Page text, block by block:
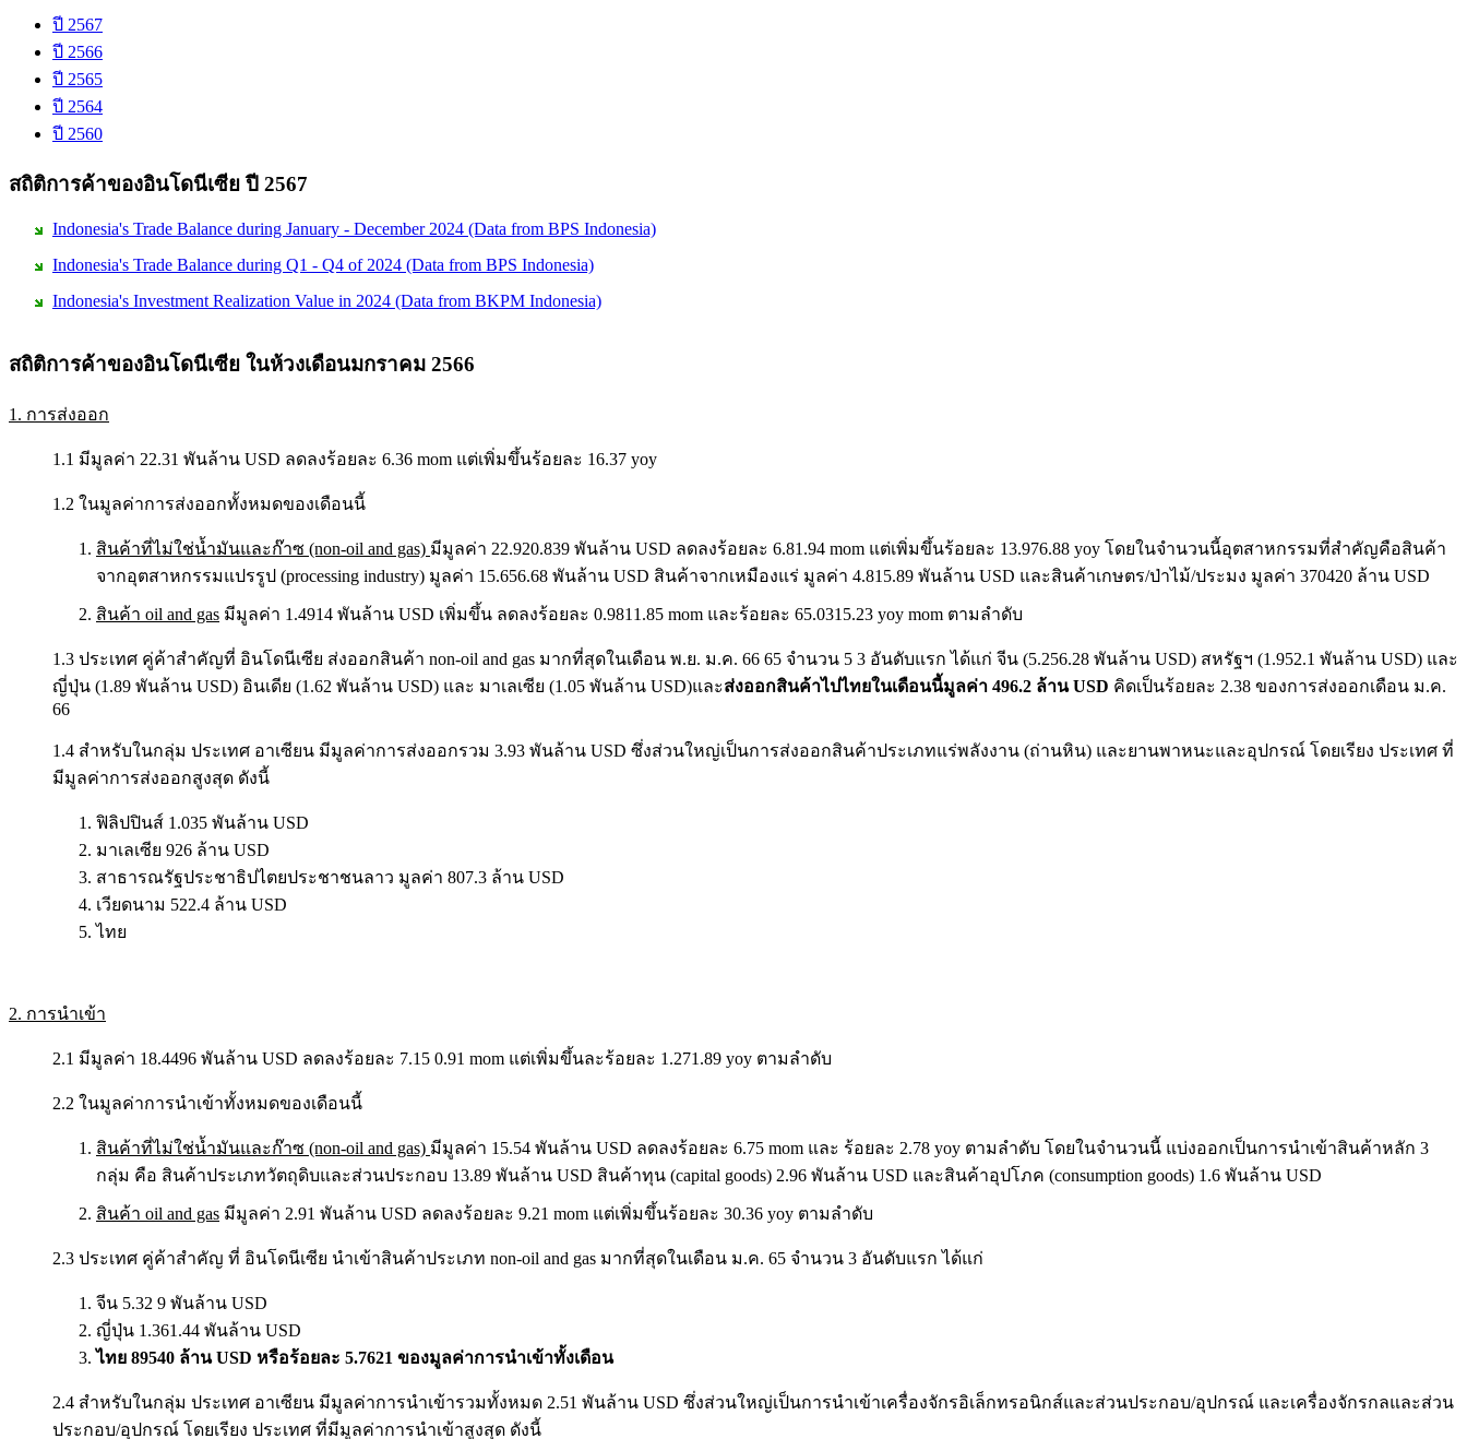
ปี 2567
ปี 2566
ปี 2565
ปี 2564
ปี 2560
สถิติการค้าของอินโดนีเซีย ปี 2567
Indonesia's Trade Balance during January - December 2024 (Data from BPS Indonesia)
Indonesia's Trade Balance during Q1 - Q4 of 2024 (Data from BPS Indonesia)
Indonesia's Investment Realization Value in 2024 (Data from BKPM Indonesia)
สถิติการค้าของอินโดนีเซีย ในห้วงเดือนมกราคม 2566
1. การส่งออก
1.1 มีมูลค่า 22.31 พันล้าน USD ลดลงร้อยละ 6.36 mom แต่เพิ่มขึ้นร้อยละ 16.37 yoy
1.2 ในมูลค่าการส่งออกทั้งหมดของเดือนนี้
สินค้าที่ไม่ใช่น้ำมันและก๊าซ (non-oil and gas) มีมูลค่า 22.920.839 พันล้าน USD ลดลงร้อยละ 6.81.94 mom แต่เพิ่มขึ้นร้อยละ 13.976.88 yoy โดยในจำนวนนี้อุตสาหกรรมที่สำคัญคือสินค้า
จากอุตสาหกรรมแปรรูป (processing industry) มูลค่า 15.656.68 พันล้าน USD สินค้าจากเหมืองแร่ มูลค่า 4.815.89 พันล้าน USD และสินค้าเกษตร/ป่าไม้/ประมง มูลค่า 370420 ล้าน USD
สินค้า oil and gas มีมูลค่า 1.4914 พันล้าน USD เพิ่มขึ้น ลดลงร้อยละ 0.9811.85 mom และร้อยละ 65.0315.23 yoy mom ตามลำดับ
1.3 ประเทศ คู่ค้าสำคัญที่ อินโดนีเซีย ส่งออกสินค้า non-oil and gas มากที่สุดในเดือน พ.ย. ม.ค. 66 65 จำนวน 5 3 อันดับแรก ได้แก่ จีน (5.256.28 พันล้าน USD) สหรัฐฯ (1.952.1 พันล้าน USD) และ
ญี่ปุ่น (1.89 พันล้าน USD) อินเดีย (1.62 พันล้าน USD) และ มาเลเซีย (1.05 พันล้าน USD)และส่งออกสินค้าไปไทยในเดือนนี้มูลค่า 496.2 ล้าน USD คิดเป็นร้อยละ 2.38 ของการส่งออกเดือน ม.ค.
66
1.4 สำหรับในกลุ่ม ประเทศ อาเซียน มีมูลค่าการส่งออกรวม 3.93 พันล้าน USD ซึ่งส่วนใหญ่เป็นการส่งออกสินค้าประเภทแร่พลังงาน (ถ่านหิน) และยานพาหนะและอุปกรณ์ โดยเรียง ประเทศ ที่
มีมูลค่าการส่งออกสูงสุด ดังนี้
ฟิลิปปินส์ 1.035 พันล้าน USD
มาเลเซีย 926 ล้าน USD
สาธารณรัฐประชาธิปไตยประชาชนลาว มูลค่า 807.3 ล้าน USD
เวียดนาม 522.4 ล้าน USD
ไทย
2. การนำเข้า
2.1 มีมูลค่า 18.4496 พันล้าน USD ลดลงร้อยละ 7.15 0.91 mom แต่เพิ่มขึ้นละร้อยละ 1.271.89 yoy ตามลำดับ
2.2 ในมูลค่าการนำเข้าทั้งหมดของเดือนนี้
สินค้าที่ไม่ใช่น้ำมันและก๊าซ (non-oil and gas) มีมูลค่า 15.54 พันล้าน USD ลดลงร้อยละ 6.75 mom และ ร้อยละ 2.78 yoy ตามลำดับ โดยในจำนวนนี้ แบ่งออกเป็นการนำเข้าสินค้าหลัก 3
กลุ่ม คือ สินค้าประเภทวัตถุดิบและส่วนประกอบ 13.89 พันล้าน USD สินค้าทุน (capital goods) 2.96 พันล้าน USD และสินค้าอุปโภค (consumption goods) 1.6 พันล้าน USD
สินค้า oil and gas มีมูลค่า 2.91 พันล้าน USD ลดลงร้อยละ 9.21 mom แต่เพิ่มขึ้นร้อยละ 30.36 yoy ตามลำดับ
2.3 ประเทศ คู่ค้าสำคัญ ที่ อินโดนีเซีย นำเข้าสินค้าประเภท non-oil and gas มากที่สุดในเดือน ม.ค. 65 จำนวน 3 อันดับแรก ได้แก่
จีน 5.32 9 พันล้าน USD
ญี่ปุ่น 1.361.44 พันล้าน USD
ไทย 89540 ล้าน USD หรือร้อยละ 5.7621 ของมูลค่าการนำเข้าทั้งเดือน
2.4 สำหรับในกลุ่ม ประเทศ อาเซียน มีมูลค่าการนำเข้ารวมทั้งหมด 2.51 พันล้าน USD ซึ่งส่วนใหญ่เป็นการนำเข้าเครื่องจักรอิเล็กทรอนิกส์และส่วนประกอบ/อุปกรณ์ และเครื่องจักรกลและส่วน
ประกอบ/อุปกรณ์ โดยเรียง ประเทศ ที่มีมูลค่าการนำเข้าสูงสุด ดังนี้